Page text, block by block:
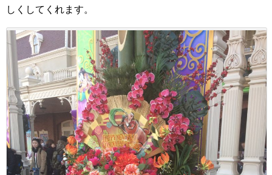
しくしてくれます。